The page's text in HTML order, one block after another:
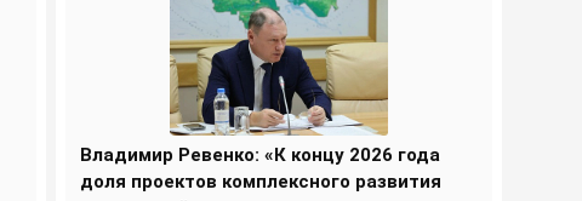
Владимир Ревенко: «К концу 2026 года
доля проектов комплексного развития